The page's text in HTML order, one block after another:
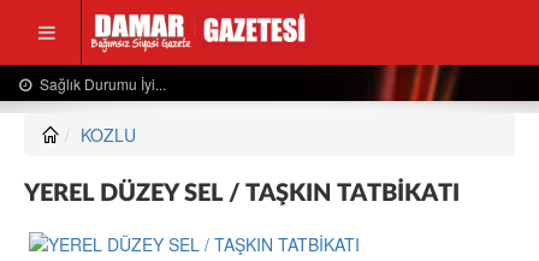
Usta Gazeteciden Sevindiren Haber....
KOZLU
YEREL DÜZEY SEL / TAŞKIN TATBİKATI